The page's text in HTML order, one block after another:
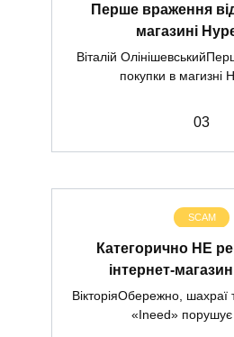
Перше враження
магазині
Віталій
покупки в магизні
03
SCAM
Категорично НЕ
інтернет-
ВікторіяОбережно, шахраї
«Ineed» порушує